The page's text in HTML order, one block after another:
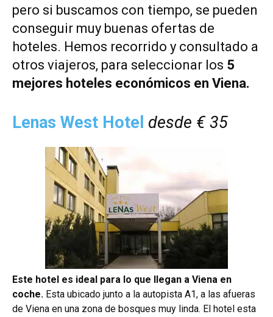
pero si buscamos con tiempo, se pueden
conseguir muy buenas ofertas de
hoteles. Hemos recorrido y consultado a
otros viajeros, para seleccionar los 5
mejores hoteles económicos en Viena.
Lenas West Hotel desde € 35
Este hotel es ideal para lo que llegan a Viena en
coche. Esta ubicado junto a la autopista A1, a las afueras
de Viena en una zona de bosques muy linda. El hotel esta